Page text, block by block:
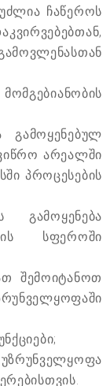
ჩაწეროს
გამოყენებულ
არეალში
პროცესების
გამოყენება
სფეროში
შემოიტანოთ